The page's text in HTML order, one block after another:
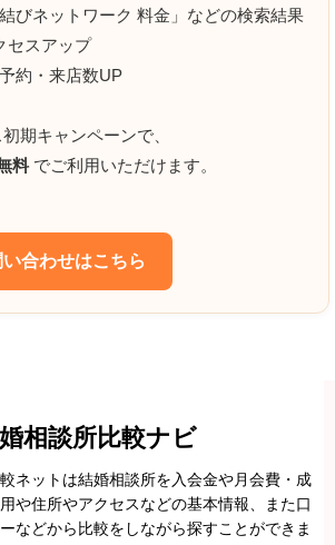
な内容をお寄せください。
対象となり、法的リスクを伴う場合がありま
びネットワーク 料金」などの検索結果
セスアップ
約・来店数UP
期キャンペーンで、
料 でご利用いただけます。
合わせはこちら
相談所比較ナビ
ネットは結婚相談所を入会金や月会費・成
や住所やアクセスなどの基本情報、また口
などから比較をしながら探すことができま